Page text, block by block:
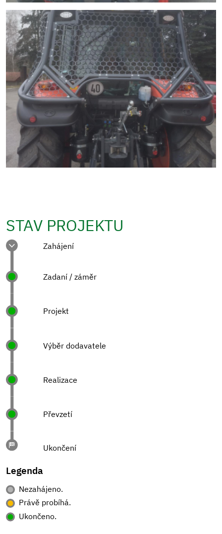
STAV PROJEKTU
Zahájení
Zadaní / záměr
Projekt
Výběr dodavatele
Realizace
Převzetí
Ukončení
Legenda
Nezahájeno.
Právě probíhá.
Ukončeno.